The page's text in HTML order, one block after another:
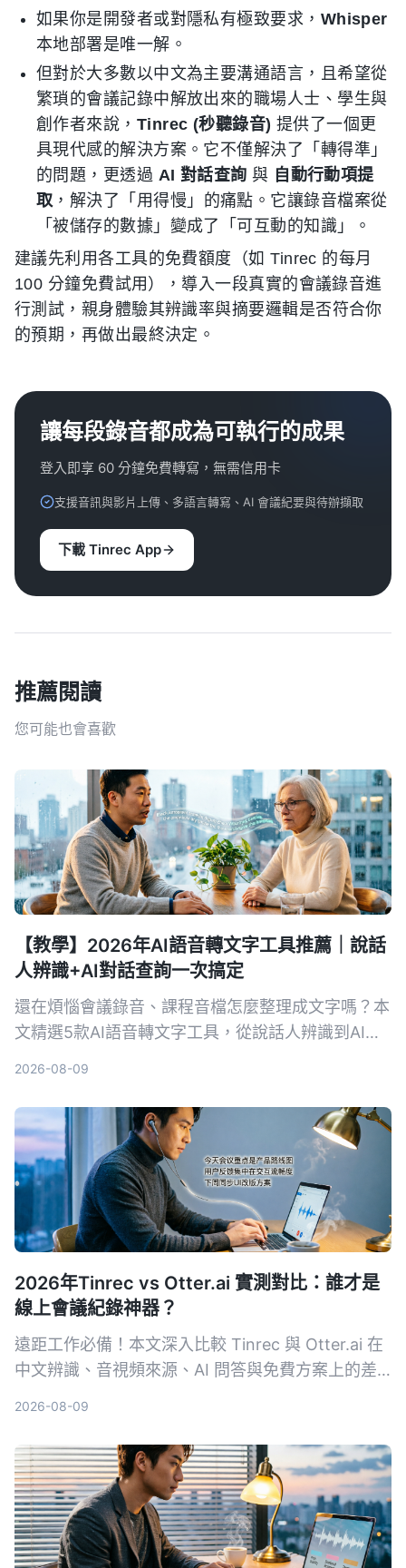
如果你是開發者或對隱私有極致要求， Whisper
本地部署是唯一解。
但對於大多數以中文為主要溝通語言，且希望從
繁瑣的會議記錄中解放出來的職場人士、學生與
創作者來說， Tinrec (秒聽錄音) 提供了一個更
具現代感的解決方案。它不僅解決了「轉得準」
的問題，更透過 AI 對話查詢 與 自動行動項提
取 ，解決了「用得慢」的痛點。它讓錄音檔案從
「被儲存的數據」變成了「可互動的知識」。
建議先利用各工具的免費額度（如 Tinrec 的每月
100 分鐘免費試用），導入一段真實的會議錄音進
行測試，親身體驗其辨識率與摘要邏輯是否符合你
的預期，再做出最終決定。
讓每段錄音都成為可執行的成果
登入即享 60 分鐘免費轉寫，無需信用卡
支援音訊與影片上傳、多語言轉寫、AI 會議紀要與待辦擷取
下載 Tinrec App
推薦閱讀
您可能也會喜歡
【教學】2026年AI語音轉文字工具推薦｜說話
人辨識+AI對話查詢一次搞定
還在煩惱會議錄音、課程音檔怎麼整理成文字嗎？本
文精選5款AI語音轉文字工具，從說話人辨識到AI對
2026-08-09
2026年Tinrec vs Otter.ai 實測對比：誰才是
線上會議紀錄神器？
遠距工作必備！本文深入比較 Tinrec 與 Otter.ai 在
中文辨識、音視頻來源、AI 問答與免費方案上的差
2026-08-09